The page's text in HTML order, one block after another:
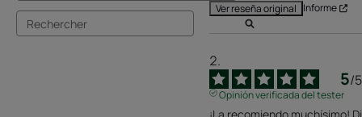
Ver reseña original Informe
5/5
Opinión verificada del tester